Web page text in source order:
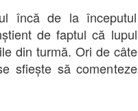
încă de la începutul
de faptul că lupul
din turmă. Ori de câte
sfiește să comenteze